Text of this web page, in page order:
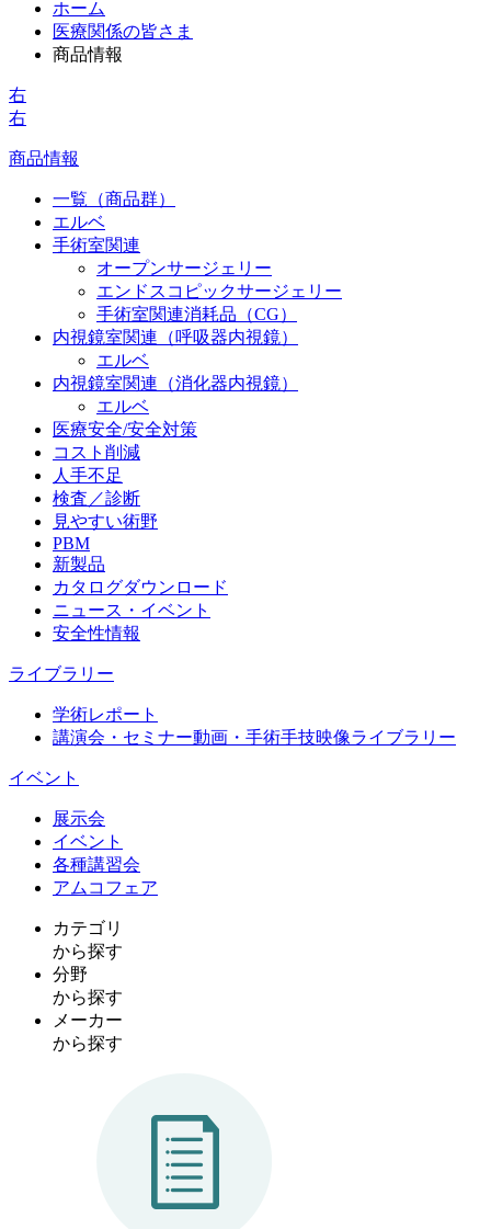
ホーム
医療関係の皆さま
商品情報
右
右
商品情報
一覧（商品群）
エルベ
手術室関連
オープンサージェリー
エンドスコピックサージェリー
手術室関連消耗品（CG）
内視鏡室関連（呼吸器内視鏡）
エルベ
内視鏡室関連（消化器内視鏡）
エルベ
医療安全/安全対策
コスト削減
人手不足
検査／診断
見やすい術野
PBM
新製品
カタログダウンロード
ニュース・イベント
安全性情報
ライブラリー
学術レポート
講演会・セミナー動画・手術手技映像ライブラリー
イベント
展示会
イベント
各種講習会
アムコフェア
カテゴリ
から探す
分野
から探す
メーカー
から探す